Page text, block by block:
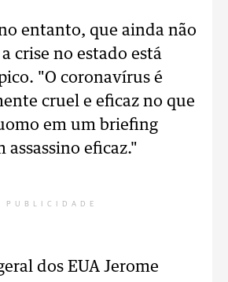
entanto, que ainda não
crise no estado está
"O coronavírus é
cruel e eficaz no que
em um briefing
assassino eficaz."
PUBLICIDADE
dos EUA Jerome